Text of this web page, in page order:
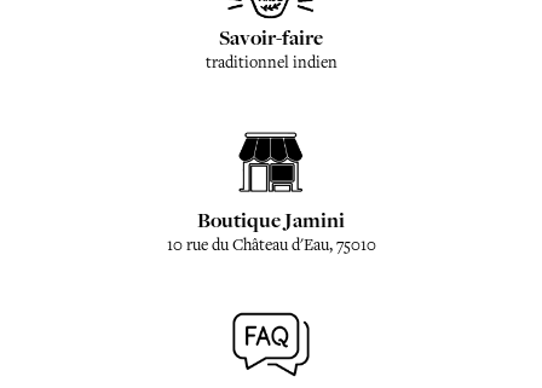
Savoir-faire
traditionnel indien
Boutique Jamini
10 rue du Château d'Eau, 75010